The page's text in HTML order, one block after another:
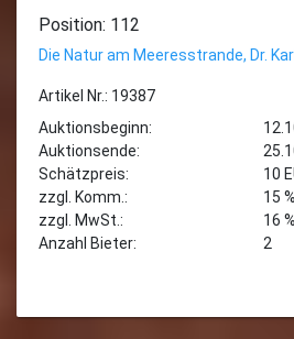
Position: 112
Die Natur am Meeresstrande, Dr.
Artikel Nr.: 19387
Auktionsbeginn:
Auktionsende:
Schätzpreis:
10
zzgl. Komm.:
15 %
zzgl. MwSt.:
16 %
Anzahl Bieter:
2